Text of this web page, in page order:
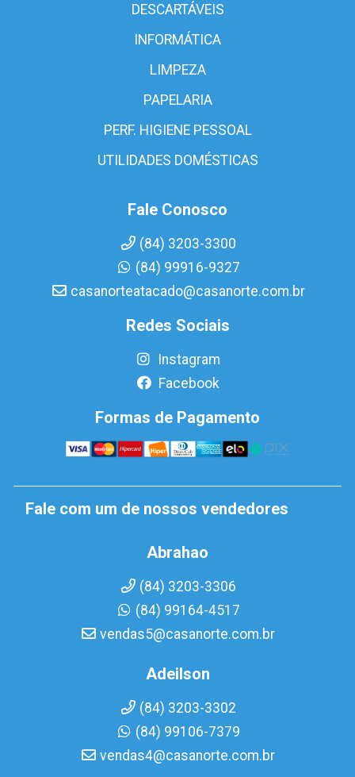
DESCARTÁVEIS
INFORMÁTICA
LIMPEZA
PAPELARIA
PERF. HIGIENE PESSOAL
UTILIDADES DOMÉSTICAS
Fale Conosco
(84) 3203-3300
(84) 99916-9327
casanorteatacado@casanorte.com.br
Redes Sociais
Instagram
Facebook
Formas de Pagamento
Fale com um de nossos vendedores
Abrahao
(84) 3203-3306
(84) 99164-4517
vendas5@casanorte.com.br
Adeilson
(84) 3203-3302
(84) 99106-7379
vendas4@casanorte.com.br